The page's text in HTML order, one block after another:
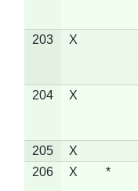
203 X
204 X
205 X
206
X *